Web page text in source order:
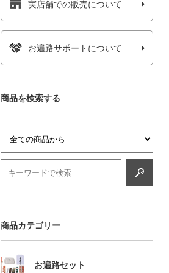
実店舗での販売について
お遍路サポートについて
商品を検索する
商品カテゴリー
お遍路セット